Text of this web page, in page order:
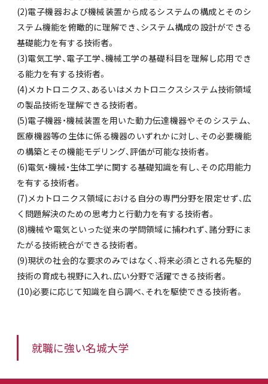
(2)電子機器および機械装置から成るシステムの構成とそのシ
ステム機能を俯瞰的に理解でき、システム構成の設計ができる
基礎能力を有する技術者。
(3)電気工学、電子工学、機械工学の基礎科目を理解し応用でき
る能力を有する技術者。
(4)メカトロニクス、あるいはメカトロニクスシステム技術領域
の製品技術を理解できる技術者。
(5)電子機器・機械装置を用いた動力伝達機器やそのシステム、
医療機器等の生体に係る機器のいずれかに対し、その必要機能
の構築とその機能モデリング、評価が可能な技術者。
(6)電気・機械・生体工学に関する基礎知識を有し、その応用能力
を有する技術者。
(7)メカトロニクス領域における自分の専門分野を限定せず、広
く問題解決のための思考力と行動力を有する技術者。
(8)機械や電気といった従来の学問領域に捕われず、諸分野にま
たがる技術統合ができる技術者。
(9)現状の社会的な要求のみではなく、将来必須とされる先駆的
技術の育成も視野に入れ、広い分野で活躍できる技術者。
(10)必要に応じて知識を自ら調べ、それを駆使できる技術者。
就職に強い名城大学